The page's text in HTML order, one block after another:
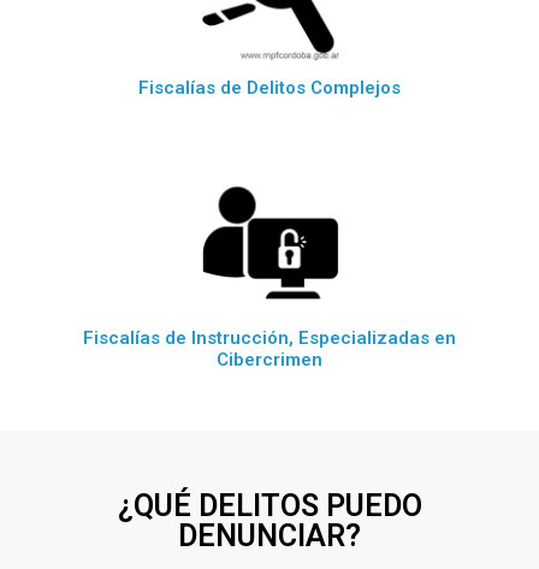
Fiscalías de Delitos Complejos
Fiscalías de Instrucción, Especializadas en
Cibercrimen
¿QUÉ DELITOS PUEDO
DENUNCIAR?